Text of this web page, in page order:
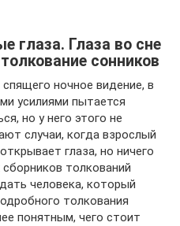
глаза. Глаза во сне
сонников
ночное видение, в
усилиями пытается
но у него этого не
случаи, когда взрослый
глаза, но ничего
толкований
человека, который
толкования
понятным, чего стоит